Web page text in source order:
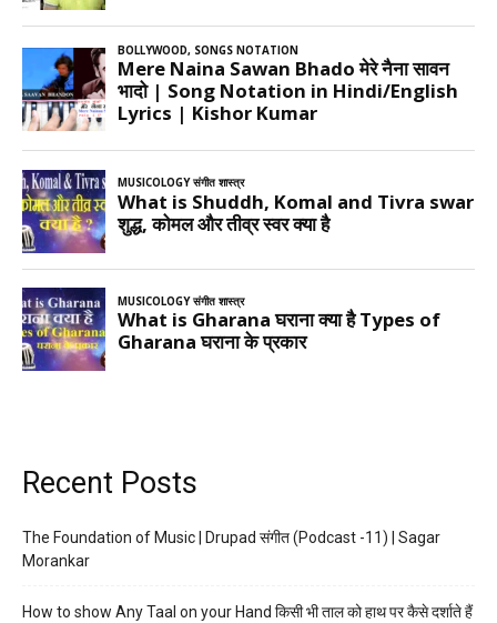
Recent Posts
The Foundation of Music | Drupad संगीत (Podcast -11) | Sagar
Morankar
How to show Any Taal on your Hand किसी भी ताल को हाथ पर कैसे दर्शाते हैं